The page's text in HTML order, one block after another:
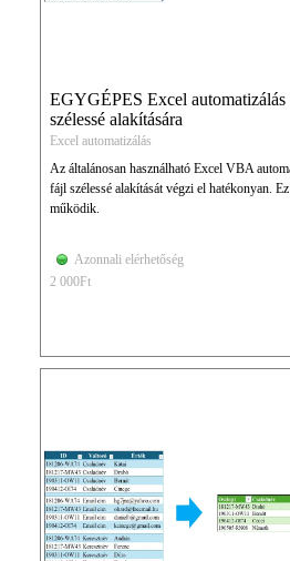
EGYGÉPES Excel
szélessé alakítására
Excel automatizálás
Az általánosan használható Excel VBA
fájl szélessé alakítását végzi el hatékonyan.
működik.
Azonnali elérhetőség
2 000Ft